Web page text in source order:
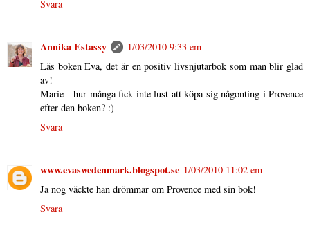
Svara
Annika Estassy
1/03/2010 9:33 em
Läs boken Eva, det är en positiv livsnjutarbok som man blir glad
av!
Marie - hur många fick inte lust att köpa sig någonting i Provence
efter den boken? :)
Svara
www.evaswedenmark.blogspot.se 1/03/2010 11:02 em
Ja nog väckte han drömmar om Provence med sin bok!
Svara